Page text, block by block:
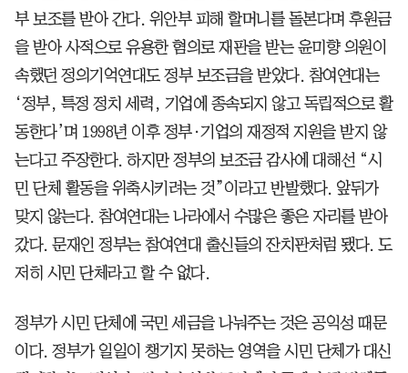
부 보조를 받아 간다. 위안부 피해 할머니를 돌본다며 후원금
을 받아 사적으로 유용한 혐의로 재판을 받는 윤미향 의원이
속했던 정의기억연대도 정부 보조금을 받았다. 참여연대는
‘정부, 특정 정치 세력, 기업에 종속되지 않고 독립적으로 활
동한다’며 1998년 이후 정부·기업의 재정적 지원을 받지 않
는다고 주장한다. 하지만 정부의 보조금 감사에 대해선 “시
민 단체 활동을 위축시키려는 것”이라고 반발했다. 앞뒤가
맞지 않는다. 참여연대는 나라에서 수많은 좋은 자리를 받아
갔다. 문재인 정부는 참여연대 출신들의 잔치판처럼 됐다. 도
저히 시민 단체라고 할 수 없다.
정부가 시민 단체에 국민 세금을 나눠주는 것은 공익성 때문
이다. 정부가 일일이 챙기지 못하는 영역을 시민 단체가 대신